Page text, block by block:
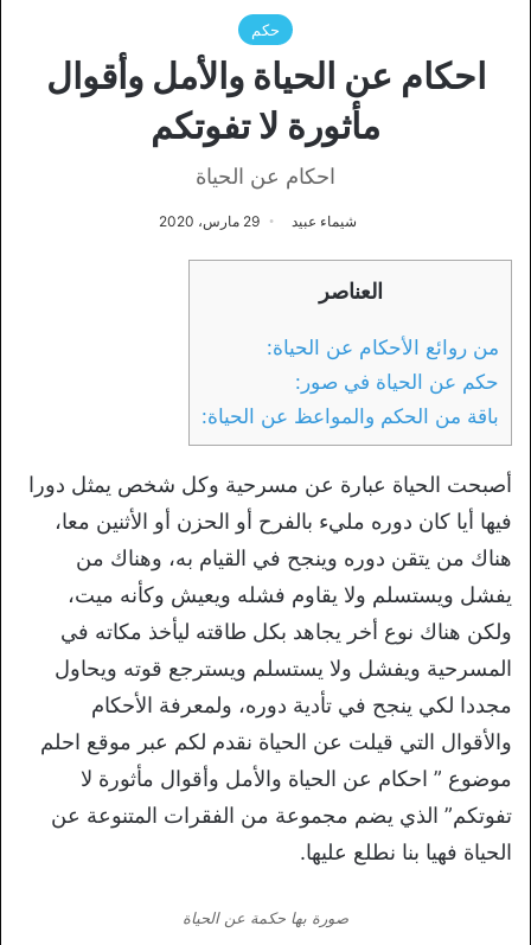
حكم
احكام عن الحياة والأمل وأقوال
مأثورة لا تفوتكم
احكام عن الحياة
شيماء عبيد 29 مارس، 2020
العناصر
من روائع الأحكام عن الحياة:
حكم عن الحياة في صور:
باقة من الحكم والمواعظ عن الحياة:
أصبحت الحياة عبارة عن مسرحية وكل شخص يمثل دورا
فيها أيا كان دوره مليء بالفرح أو الحزن أو الأثنين معا،
هناك من يتقن دوره وينجح في القيام به، وهناك من
يفشل ويستسلم ولا يقاوم فشله ويعيش وكأنه ميت،
ولكن هناك نوع أخر يجاهد بكل طاقته ليأخذ مكاته في
المسرحية ويفشل ولا يستسلم ويسترجع قوته ويحاول
مجددا لكي ينجح في تأدية دوره، ولمعرفة الأحكام
والأقوال التي قيلت عن الحياة نقدم لكم عبر موقع احلم
موضوع ” احكام عن الحياة والأمل وأقوال مأثورة لا
تفوتكم” الذي يضم مجموعة من الفقرات المتنوعة عن
الحياة فهيا بنا نطلع عليها.
صورة بها حكمة عن الحياة